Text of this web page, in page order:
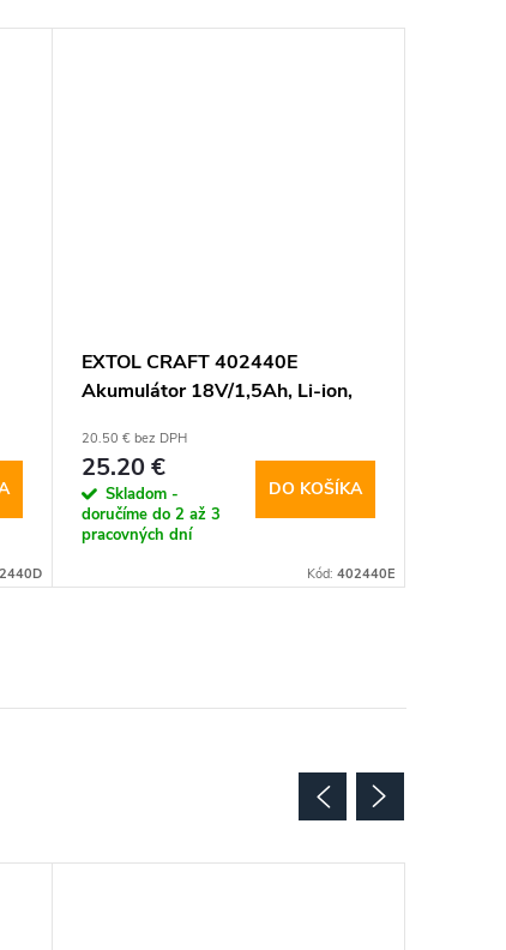
EXTOL CRAFT 402440E
Akumulátor 18V/1,5Ah, Li-ion,
20.50 € bez DPH
25.20 €
Skladom -
doručíme do 2 až 3
pracovných dní
DO KOŠÍKA
Kód: 402440E